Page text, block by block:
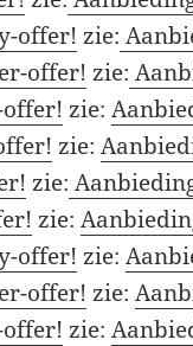
offer! zie:
offer! zie:
zie:
zie:
zie:
zie:
offer! zie:
offer! zie:
zie: